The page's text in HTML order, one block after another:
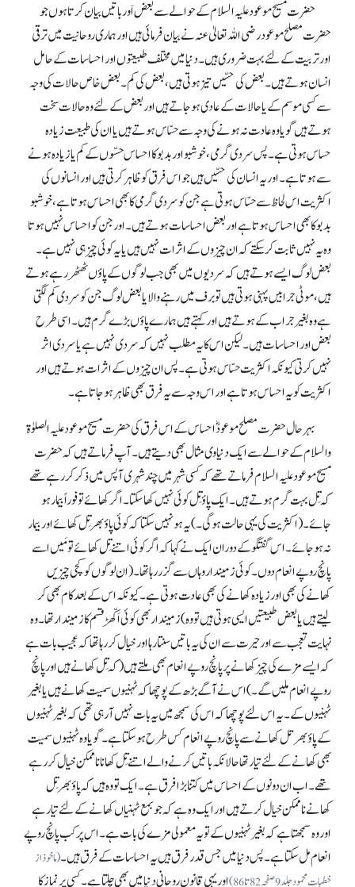
حضرت مسیح موعود علیہ السلام کے حوالے سے بعض اَور باتیں بیان کرتا ہوں جو
حضرت مصلح موعود رضی اللہ تعالیٰ عنہ نے بیان فرمائی ہیں اور ہماری روحانیت میں ترقی
اور تربیت کے لئے بہت ضروری ہیں۔ دنیا میں مختلف طبیعتوں اور احساسات کے حامل
انسان ہوتے ہیں۔ بعض کی حسّیں تیز ہوتی ہیں، بعض کی کم۔ بعض خاص حالات کی وجہ
سے کسی موسم کے یا حالات کے عادی ہو جاتے ہیں اور بعض کے لئے وہ حالات سخت
ہوتے ہیں گویا وہ عادت نہ ہونے کی وجہ سے حسّاس ہوتے ہیں یا ان کی طبیعت زیادہ
حساس ہوتی ہے۔ پس سردی گرمی، خوشبو اور بدبو کا احساس حسّوں کے کم یا زیادہ ہونے
سے ہوتا ہے۔ اور یہ انسان کی حسّیں ہیں جو اس فرق کو ظاہر کرتی ہیں اور انسانوں کی
اکثریت اس لحاظ سے حسّاس ہوتی ہے جن کو سردی گرمی کا بھی احساس ہوتا ہے، خوشبو
بدبو کا بھی احساس ہوتا ہے اور بعض احساسات ہوتے ہیں۔ اور جن کو احساس نہیں ہوتا
وہ یہ نہیں ثابت کرسکتے کہ ان چیزوں کے اثرات نہیں ہیں یا یہ کوئی چیز ہی نہیں ہے۔
بعض لوگ ایسے ہوتے ہیں کہ سردیوں میں بھی جب لوگوں کے پاؤں ٹھٹھر رہے ہوتے
ہیں، موٹی جرابیں پہنی ہوتی ہیں تو برف میں رہنے والا یا بعض لوگ جن کو سردی کم لگتی
ہے وہ بغیر جراب کے ہوتے ہیں اور کہتے ہیں ہمارے پاؤں بڑے گرم ہیں۔ اسی طرح
بعض اور احساسات ہیں۔ لیکن اس کا یہ مطلب نہیں کہ سردی نہیں ہے یا سردی اثر
نہیں کرتی کیونکہ اکثریت حسّاس ہوتی ہے۔ پس ان چیزوں کے اثرات ہوتے ہیں اور
اکثریت کو یہ احساس ہوتا ہے اور اس وجہ سے یہ فرق بھی ظاہر ہو جاتا ہے۔
بہرحال حضرت مصلح موعودؓ احساس کے اس فرق کی حضرت مسیح موعود علیہ الصلوٰۃ
والسلام کے حوالے سے ایک دنیاوی مثال بھی دیتے ہیں۔ آپ فرماتے ہیں کہ حضرت
مسیح موعود علیہ السلام فرماتے تھے کہ کسی شہر میں چند شہری آپس میں ذکر کر رہے تھے
کہ تِل بہت گرم ہوتے ہیں۔ ایک پاؤ تِل کوئی نہیں کھا سکتا۔ اگر کھائے تو فوراً بیمار ہو
جائے۔ (اکثریت کی یہی حالت ہو گی۔) یہ ہو نہیں سکتا کہ کوئی پاؤ بھر تِل کھائے اور بیمار
نہ ہو جائے۔ اس گفتگو کے دوران ایک نے کہا کہ اگر کوئی اتنے تِل کھائے تو مَیں اسے
پانچ روپے انعام دوں۔ کوئی زمیندار وہاں سے گزر رہا تھا۔ (ان لوگوں کو کچی چیزیں
کھانے کی بھی اور زیادہ کھانے کی بھی عادت ہوتی ہے۔ کیونکہ اس کے بعد کام بھی کر
لیتے ہیں یا بعض طبیعتیں ایسی ہوتی ہیں تو وہ) زمیندار بھی کوئی اَکّھڑقسم کا زمیندار تھا۔ وہ
نہایت تعجب سے اور حیرت سے ان کی یہ باتیں سنتا رہا اور خیال کر رہا تھا کہ عجیب بات ہے
کہ ایسے مزے کی چیز کھانے پر پانچ روپے انعام بھی ملتے ہیں (کہ تِل کھانے ہیں اور پانچ
روپے انعام ملیں گے۔) اس نے آگے بڑھ کے پوچھا کہ ٹہنیوں سمیت کھانے ہیں یا بغیر
ٹہنیوں کے۔ یہ اس لئے پوچھا کہ اس کی سمجھ میں یہ بات نہیں آ رہی تھی کہ بغیر ٹہنیوں
کے پاؤ بھر تل کھانے سے پانچ روپے انعام کس طرح ہو سکتا ہے۔ گویا وہ ٹہنیوں سمیت
بھی کھانے کے لئے تیار تھا حالانکہ باتیں کرنے والے اتنے تِل کھانا ناممکن خیال کر رہے
تھے۔ اب ان دونوں کے احساس میں کتنا بڑا فرق ہے۔ ایک تو وہ ہیں کہ پاؤ بھر تِل
کھانے ناممکن خیال کرتے ہیں اور ایک وہ ہے کہ جو بمع ٹہنیاں کھانے کے لئے تیار ہے
اور وہ سمجھتا ہے کہ بغیر ٹہنیوں کے تو یہ معمولی مزے کی بات ہے۔ اس پر کب پانچ روپے
انعام مل سکتا ہے۔ پس دنیا میں جس قدر فرق ہیں یہ احساسات کے فرق ہیں۔(ماخوذ از
خطبات محمود جلد 9 صفحہ 82 تا 86)
اور یہی قانون روحانی دنیا میں بھی چلتا ہے۔ کسی پر نماز کا